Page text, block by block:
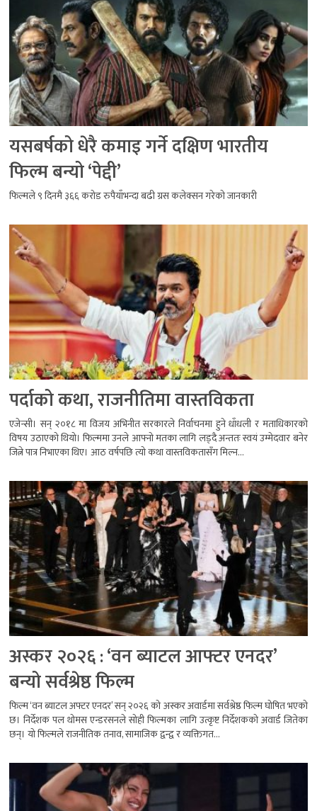
यसबर्षको धेरै कमाइ गर्ने दक्षिण भारतीय
फिल्म बन्यो ‘पेद्दी’
फिल्मले ९ दिनमै ३६६ करोड रुपैयाँभन्दा बढी ग्रस कलेक्सन गरेको जानकारी
पर्दाको कथा, राजनीतिमा वास्तविकता
एजेन्सी। सन् २०१८ मा विजय अभिनीत सरकारले निर्वाचनमा हुने धाँधली र मताधिकारको
विषय उठाएको थियो। फिल्ममा उनले आफ्नो मतका लागि लड्दै अन्ततः स्वयं उम्मेदवार बनेर
जित्ने पात्र निभाएका थिए। आठ वर्षपछि त्यो कथा वास्तविकतासँग मिल्न...
अस्कर २०२६ : ‘वन ब्याटल आफ्टर एनदर’
बन्यो सर्वश्रेष्ठ फिल्म
फिल्म ‘वन ब्याटल अफ्टर एनदर’ सन् २०२६ को अस्कर अवार्डमा सर्वश्रेष्ठ फिल्म घोषित भएको
छ। निर्देशक पल थोमस एन्डरसनले सोही फिल्मका लागि उत्कृष्ट निर्देशकको अवार्ड जितेका
छन्। यो फिल्मले राजनीतिक तनाव, सामाजिक द्वन्द्व र व्यक्तिगत...